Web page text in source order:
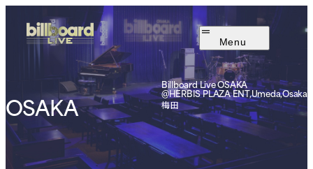
Menu
OSAKA
Billboard Live OSAKA
@HERBIS PLAZA ENT,Umeda,Osaka
梅田